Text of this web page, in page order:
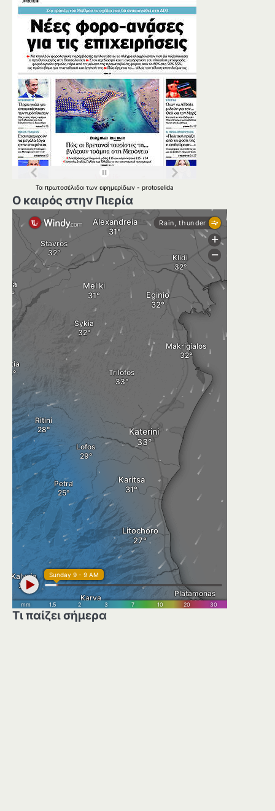
Τα πρωτοσέλιδα των εφημερίδων - protoselida
Ο καιρός στην Πιερία
Τι παίζει σήμερα